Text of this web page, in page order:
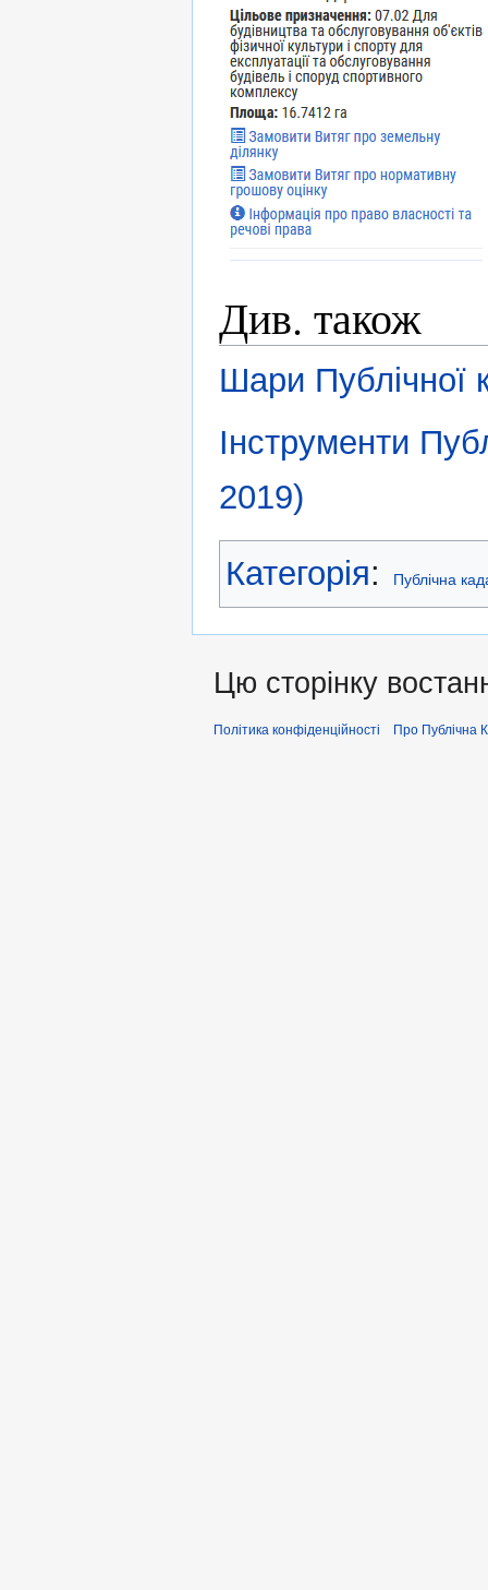
Див. також
Шари Публічної
Інструменти
2019)
Категорія: Публічна
Цю сторінку
Політика конфіденційності Про Публiчна